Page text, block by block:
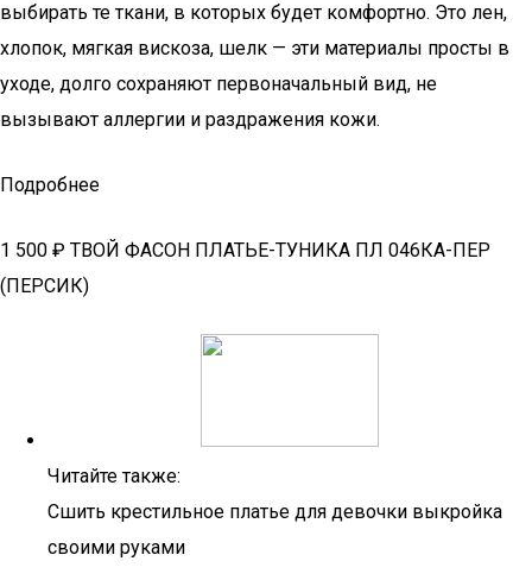
выбирать те ткани, в которых будет комфортно. Это лен,
хлопок, мягкая вискоза, шелк — эти материалы просты в
уходе, долго сохраняют первоначальный вид, не
вызывают аллергии и раздражения кожи.
Подробнее
1 500 ₽ ТВОЙ ФАСОН ПЛАТЬЕ-ТУНИКА ПЛ 046КА-ПЕР
(ПЕРСИК)
Читайте также:
Сшить крестильное платье для девочки выкройка
своими руками